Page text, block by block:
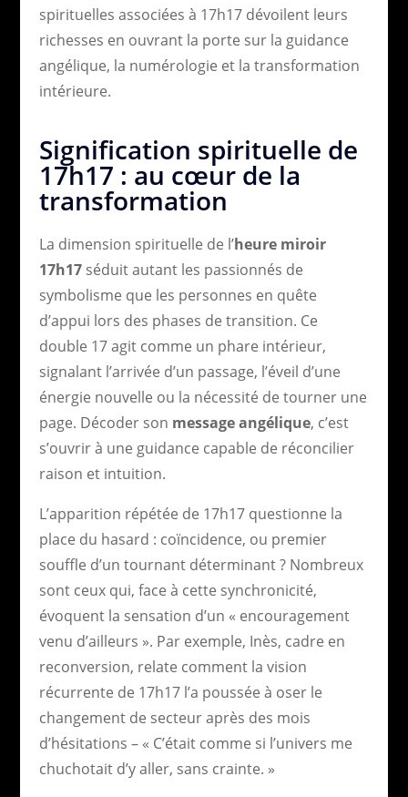
spirituelles associées à 17h17 dévoilent leurs
richesses en ouvrant la porte sur la guidance
angélique, la numérologie et la transformation
intérieure.
Signification spirituelle de
17h17 : au cœur de la
transformation
La dimension spirituelle de l’heure miroir
17h17séduit autant les passionnés de
symbolisme que les personnes en quête
d’appui lors des phases de transition. Ce
double 17 agit comme un phare intérieur,
signalant l’arrivée d’un passage, l’éveil d’une
énergie nouvelle ou la nécessité de tourner une
page. Décoder son message angélique, c’est
s’ouvrir à une guidance capable de réconcilier
raison et intuition.
L’apparition répétée de 17h17 questionne la
place du hasard : coïncidence, ou premier
souffle d’un tournant déterminant ? Nombreux
sont ceux qui, face à cette synchronicité,
évoquent la sensation d’un « encouragement
venu d’ailleurs ». Par exemple, Inès, cadre en
reconversion, relate comment la vision
récurrente de 17h17 l’a poussée à oser le
changement de secteur après des mois
d’hésitations – « C’était comme si l’univers me
chuchotait d’y aller, sans crainte. »